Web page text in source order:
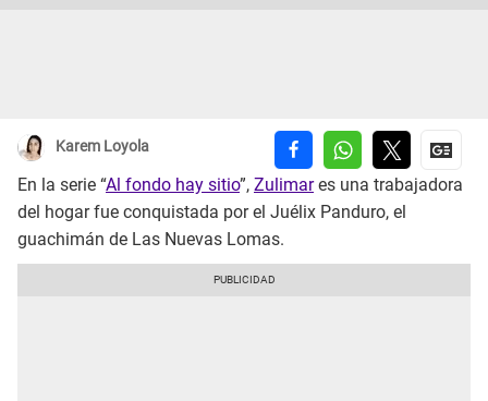
Karem Loyola
En la serie “Al fondo hay sitio”, Zulimares una trabajadora
del hogar fue conquistada por el Juélix Panduro, el
guachimán de Las Nuevas Lomas.